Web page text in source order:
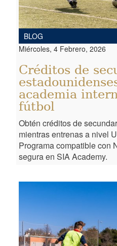
BLOG
Miércoles, 4 Febrero, 2026
Créditos de
academia
fútbol
Obtén créditos de
mientras entrenas a nivel
Programa compatible con
segura en SIA Academy.